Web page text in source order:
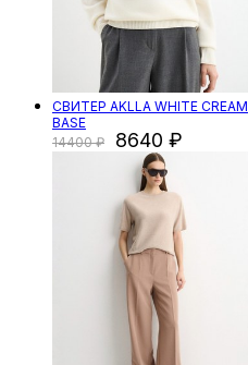
СВИТЕР AKLLA WHITE CREAM
BASE
14400
8640